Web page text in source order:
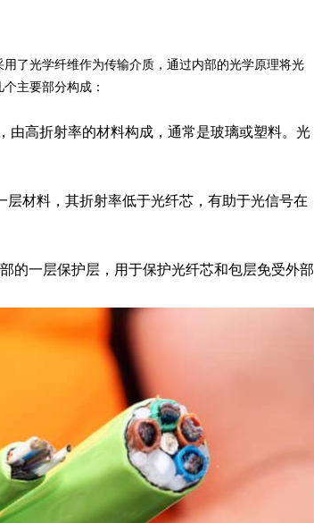
用了光学纤维作为传输介质，通过内部的光学原理将光
主要部分构成：
由高折射率的材料构成，通常是玻璃或塑料。光
层材料，其折射率低于光纤芯，有助于光信号在
部的一层保护层，用于保护光纤芯和包层免受外部